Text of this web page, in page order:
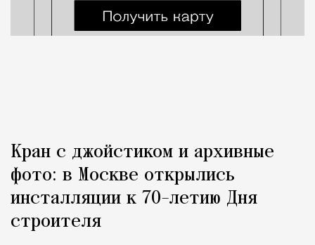
Кран с джойстиком и архивные
фото: в Москве открылись
инсталляции к 70-летию Дня
строителя